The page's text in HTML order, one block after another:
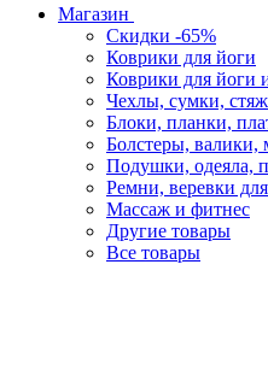
Магазин
Скидки -65%
Коврики для йоги
Коврики для йоги
Чехлы, сумки,
Блоки, планки,
Болстеры, валики,
Подушки, одеяла,
Ремни, веревки
Массаж и фитнес
Другие товары
Все товары